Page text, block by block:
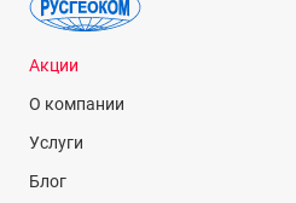
Акции
О компании
Услуги
Блог